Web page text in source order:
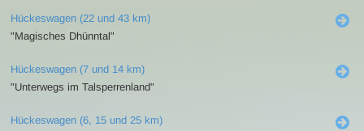
Hückeswagen (22 und 43 km)
"Magisches Dhünntal"
Hückeswagen (7 und 14 km)
"Unterwegs im Talsperrenland"
Hückeswagen (6, 15 und 25 km)